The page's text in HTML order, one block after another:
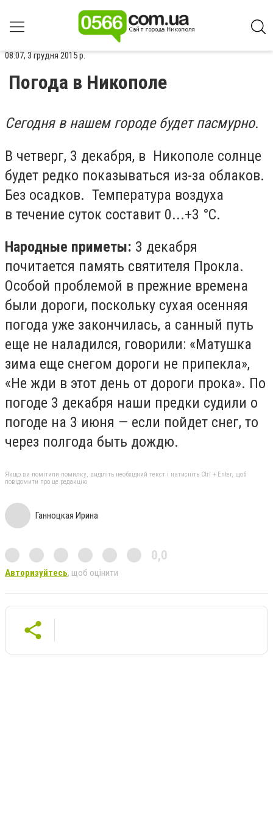
08:07, 3 грудня 2015 р.
Погода в Никополе
Сегодня в нашем городе будет пасмурно.
В четверг, 3 декабря, в Никополе солнце
будет редко показываться из-за облаков.
Без осадков. Температура воздуха
в течение суток составит 0...+3 °С.
Народные приметы: 3 декабря
почитается память святителя Прокла.
Особой проблемой в прежние времена
были дороги, поскольку сухая осенняя
погода уже закончилась, а санный путь
еще не наладился, говорили: «Матушка
зима еще снегом дороги не припекла»,
«Не жди в этот день от дороги прока». По
погоде 3 декабря наши предки судили о
погоде на 3 июня — если пойдет снег, то
через полгода быть дождю.
Якщо ви помітили помилку, виділіть необхідний текст і натисніть Ctrl + Enter, щоб
повідомити про це редакцію
Ганноцкая Ирина
0,0
Авторизуйтесь, щоб оцінити